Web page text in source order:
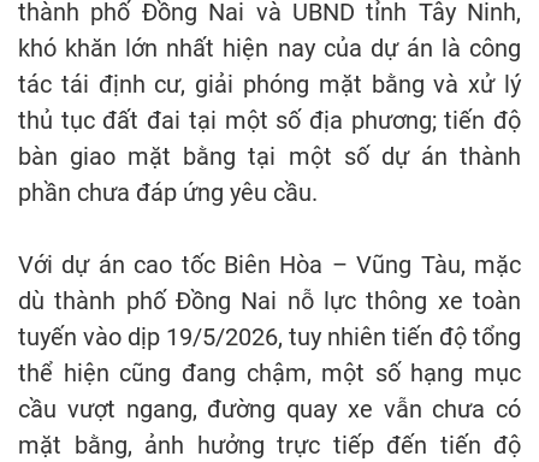
thành phố Đồng Nai và UBND tỉnh Tây Ninh,
khó khăn lớn nhất hiện nay của dự án là công
tác tái định cư, giải phóng mặt bằng và xử lý
thủ tục đất đai tại một số địa phương; tiến độ
bàn giao mặt bằng tại một số dự án thành
phần chưa đáp ứng yêu cầu.
Với dự án cao tốc Biên Hòa – Vũng Tàu, mặc
dù thành phố Đồng Nai nỗ lực thông xe toàn
tuyến vào dịp 19/5/2026, tuy nhiên tiến độ tổng
thể hiện cũng đang chậm, một số hạng mục
cầu vượt ngang, đường quay xe vẫn chưa có
mặt bằng, ảnh hưởng trực tiếp đến tiến độ